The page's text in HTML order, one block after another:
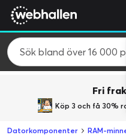
Fri
Köp 3 och få 30%
Datorkomponenter RAM-